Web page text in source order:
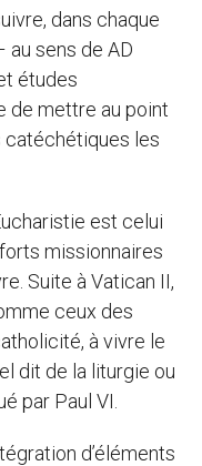
dans chaque
au sens de AD
études
de mettre au point
catéchétiques les
est celui
missionnaires
Suite à Vatican II,
ceux des
à vivre le
dit de la liturgie ou
par Paul VI.
d’éléments